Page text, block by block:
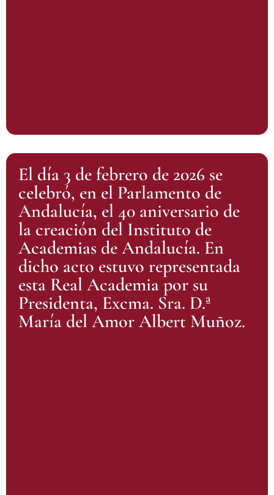
El día 3 de febrero de 2026 se
celebró, en el Parlamento de
Andalucía, el 40 aniversario de
la creación del Instituto de
Academias de Andalucía. En
dicho acto estuvo representada
esta Real Academia por su
Presidenta, Excma. Sra. D.ª
María del Amor Albert Muñoz.